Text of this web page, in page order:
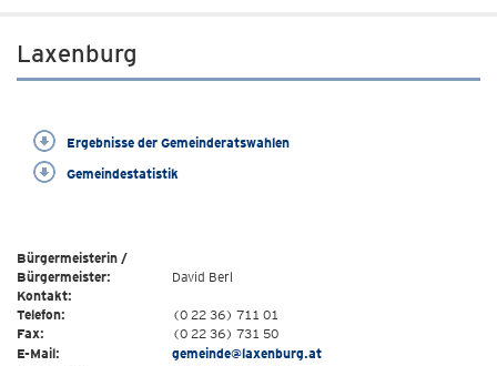
Laxenburg
Ergebnisse der Gemeinderatswahlen
Gemeindestatistik
Bürgermeisterin /
Bürgermeister:
David Berl
Kontakt:
Telefon:
(0 22 36) 711 01
Fax:
(0 22 36) 731 50
E-Mail:
gemeinde@laxenburg.at